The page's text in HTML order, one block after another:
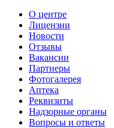
О центре
Лицензии
Новости
Отзывы
Вакансии
Партнеры
Фотогалерея
Аптека
Реквизиты
Надзорные органы
Вопросы и ответы